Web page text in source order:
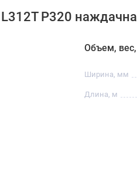
L312T Р320
Объем,
Ширина, мм
Длина, м